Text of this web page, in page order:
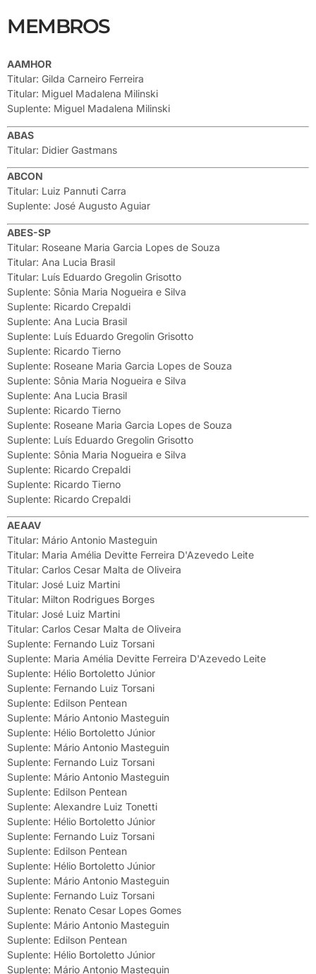
MEMBROS
AAMHOR
Titular: Gilda Carneiro Ferreira
Titular: Miguel Madalena Milinski
Suplente: Miguel Madalena Milinski
ABAS
Titular: Didier Gastmans
ABCON
Titular: Luiz Pannuti Carra
Suplente: José Augusto Aguiar
ABES-SP
Titular: Roseane Maria Garcia Lopes de Souza
Titular: Ana Lucia Brasil
Titular: Luís Eduardo Gregolin Grisotto
Suplente: Sônia Maria Nogueira e Silva
Suplente: Ricardo Crepaldi
Suplente: Ana Lucia Brasil
Suplente: Luís Eduardo Gregolin Grisotto
Suplente: Ricardo Tierno
Suplente: Roseane Maria Garcia Lopes de Souza
Suplente: Sônia Maria Nogueira e Silva
Suplente: Ana Lucia Brasil
Suplente: Ricardo Tierno
Suplente: Roseane Maria Garcia Lopes de Souza
Suplente: Luís Eduardo Gregolin Grisotto
Suplente: Sônia Maria Nogueira e Silva
Suplente: Ricardo Crepaldi
Suplente: Ricardo Tierno
Suplente: Ricardo Crepaldi
AEAAV
Titular: Mário Antonio Masteguin
Titular: Maria Amélia Devitte Ferreira D'Azevedo Leite
Titular: Carlos Cesar Malta de Oliveira
Titular: José Luiz Martini
Titular: Milton Rodrigues Borges
Titular: José Luiz Martini
Titular: Carlos Cesar Malta de Oliveira
Suplente: Fernando Luiz Torsani
Suplente: Maria Amélia Devitte Ferreira D'Azevedo Leite
Suplente: Hélio Bortoletto Júnior
Suplente: Fernando Luiz Torsani
Suplente: Edilson Pentean
Suplente: Mário Antonio Masteguin
Suplente: Hélio Bortoletto Júnior
Suplente: Mário Antonio Masteguin
Suplente: Fernando Luiz Torsani
Suplente: Mário Antonio Masteguin
Suplente: Edilson Pentean
Suplente: Alexandre Luiz Tonetti
Suplente: Hélio Bortoletto Júnior
Suplente: Fernando Luiz Torsani
Suplente: Edilson Pentean
Suplente: Hélio Bortoletto Júnior
Suplente: Mário Antonio Masteguin
Suplente: Fernando Luiz Torsani
Suplente: Renato Cesar Lopes Gomes
Suplente: Mário Antonio Masteguin
Suplente: Edilson Pentean
Suplente: Hélio Bortoletto Júnior
Suplente: Mário Antonio Masteguin